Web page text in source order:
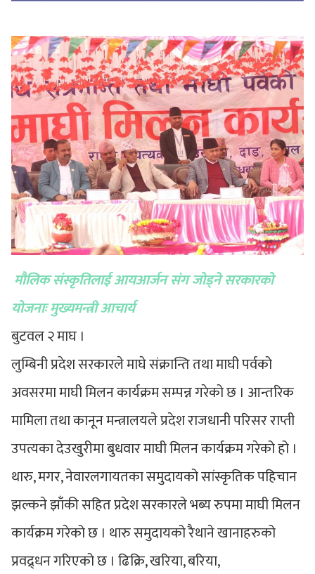
मौलिक संस्कृतिलाई आयआर्जन संग जोड्ने सरकारको
योजनाः मुख्यमन्त्री आचार्य
बुटवल २ माघ ।
लुम्बिनी प्रदेश सरकारले माघे संक्रान्ति तथा माघी पर्वको
अवसरमा माघी मिलन कार्यक्रम सम्पन्न गरेको छ । आन्तरिक
मामिला तथा कानून मन्त्रालयले प्रदेश राजधानी परिसर राप्ती
उपत्यका देउखुरीमा बुधवार माघी मिलन कार्यक्रम गरेको हो ।
थारु, मगर, नेवारलगायतका समुदायको सांस्कृतिक पहिचान
झल्कने झाँकी सहित प्रदेश सरकारले भब्य रुपमा माघी मिलन
कार्यक्रम गरेको छ । थारु समुदायको रैथाने खानाहरुको
प्रवद्र्धन गरिएको छ । ढिक्रि, खरिया, बरिया,